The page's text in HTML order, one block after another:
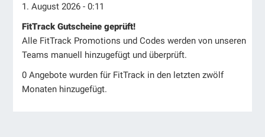
1. August 2026 - 0:11
FitTrack Gutscheine geprüft!
Alle FitTrack Promotions und Codes werden von unseren
Teams manuell hinzugefügt und überprüft.
0 Angebote wurden für FitTrack in den letzten zwölf
Monaten hinzugefügt.